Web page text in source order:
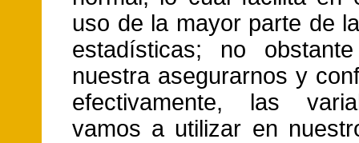
uso de la mayor parte de
estadísticas; no
nuestra asegurarnos y
efectivamente, las
vamos a utilizar en